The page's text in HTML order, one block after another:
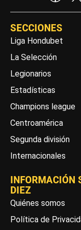
SECCIONES
Liga Hondubet
La Selección
Legionarios
Estadísticas
Champions league
Centroamérica
Segunda división
Internacionales
INFORMACIÓN
DIEZ
Quiénes somos
Política de